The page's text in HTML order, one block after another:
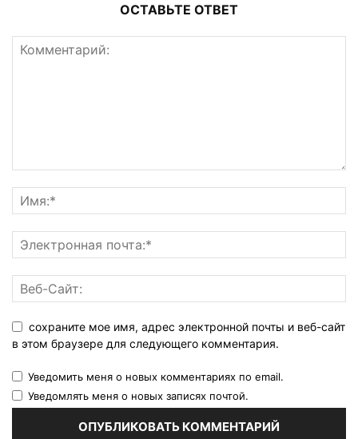
ОСТАВЬТЕ ОТВЕТ
сохраните мое имя, адрес электронной почты и веб-сайт
в этом браузере для следующего комментария.
Уведомить меня о новых комментариях по email.
Уведомлять меня о новых записях почтой.